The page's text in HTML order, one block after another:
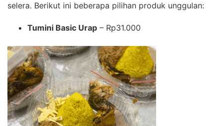
selera. Berikut ini beberapa pilihan produk unggulan:
Tumini Basic Urap – Rp31.000